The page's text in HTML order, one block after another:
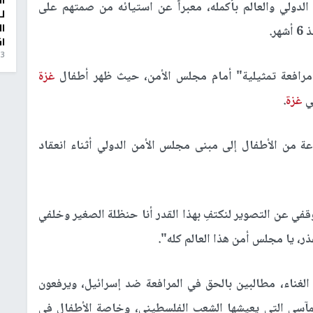
والعالم بأكمله، معبراً عن استيائه من صمتهم على
.
غزة
غزة.
الأطفال إلى مبنى مجلس الأمن الدولي أثناء انعقاد
عن التصوير لنكتفِ بهذا القدر أنا حنظلة الصغير وخلفي
يا مجلس أمن هذا العالم كله".
مطالبين بالحق في المرافعة ضد إسرائيل، ويرفعون
التي يعيشها الشعب الفلسطيني، وخاصة الأطفال في
3 أيام، 23 ساعة ago